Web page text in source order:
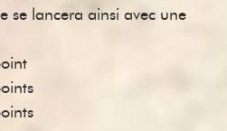
se lancera ainsi avec une